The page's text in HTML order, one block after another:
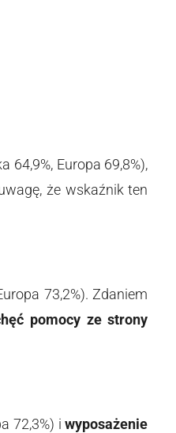
64,9%, Europa 69,8%),
że wskaźnik ten
73,2%). Zdaniem
pomocy ze strony
72,3%) iwyposażenie